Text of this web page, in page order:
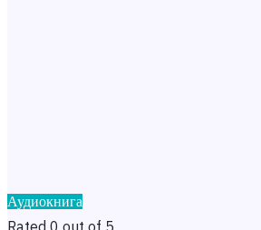
Аудиокнига
Rated 0 out of 5